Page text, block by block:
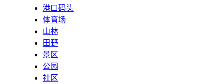
港口码头
体育场
山林
田野
景区
公园
社区